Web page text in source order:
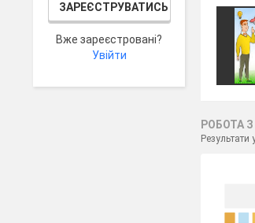
ЗАРЕЄСТРУВАТИСЬ
Вже зареєстровані?
Увійти
РОБОТА
Результати